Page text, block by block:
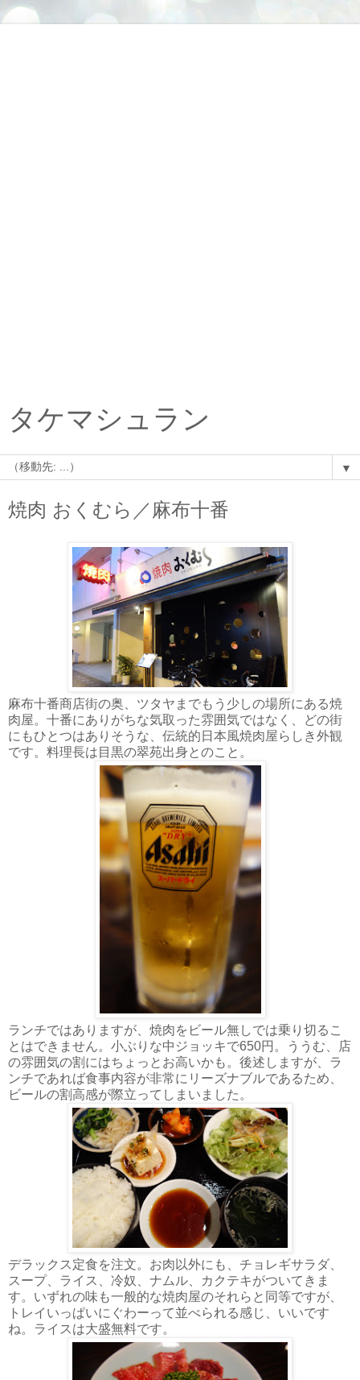
タケマシュラン
▼
焼肉 おくむら／麻布十番
麻布十番商店街の奥、ツタヤまでもう少しの場所にある焼
肉屋。十番にありがちな気取った雰囲気ではなく、どの街
にもひとつはありそうな、伝統的日本風焼肉屋らしき外観
です。料理長は目黒の翠苑出身とのこと。
ランチではありますが、焼肉をビール無しでは乗り切るこ
とはできません。小ぶりな中ジョッキで650円。ううむ、店
の雰囲気の割にはちょっとお高いかも。後述しますが、ラ
ンチであれば食事内容が非常にリーズナブルであるため、
ビールの割高感が際立ってしまいました。
デラックス定食を注文。お肉以外にも、チョレギサラダ、
スープ、ライス、冷奴、ナムル、カクテキがついてきま
す。いずれの味も一般的な焼肉屋のそれらと同等ですが、
トレイいっぱいにぐわーって並べられる感じ、いいです
ね。ライスは大盛無料です。